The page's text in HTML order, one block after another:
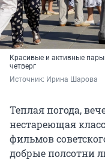
Красивые и активные
четверг
Источник: Ирина Шарова
Теплая погода,
нестареющая
фильмов
добрые полсотни